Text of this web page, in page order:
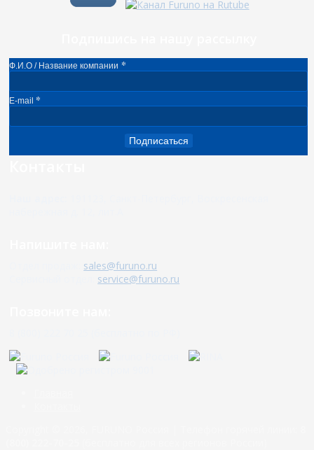
Ф.И.О / Название компании *
E-mail *
Подписаться
sales@furuno.ru
service@furuno.ru